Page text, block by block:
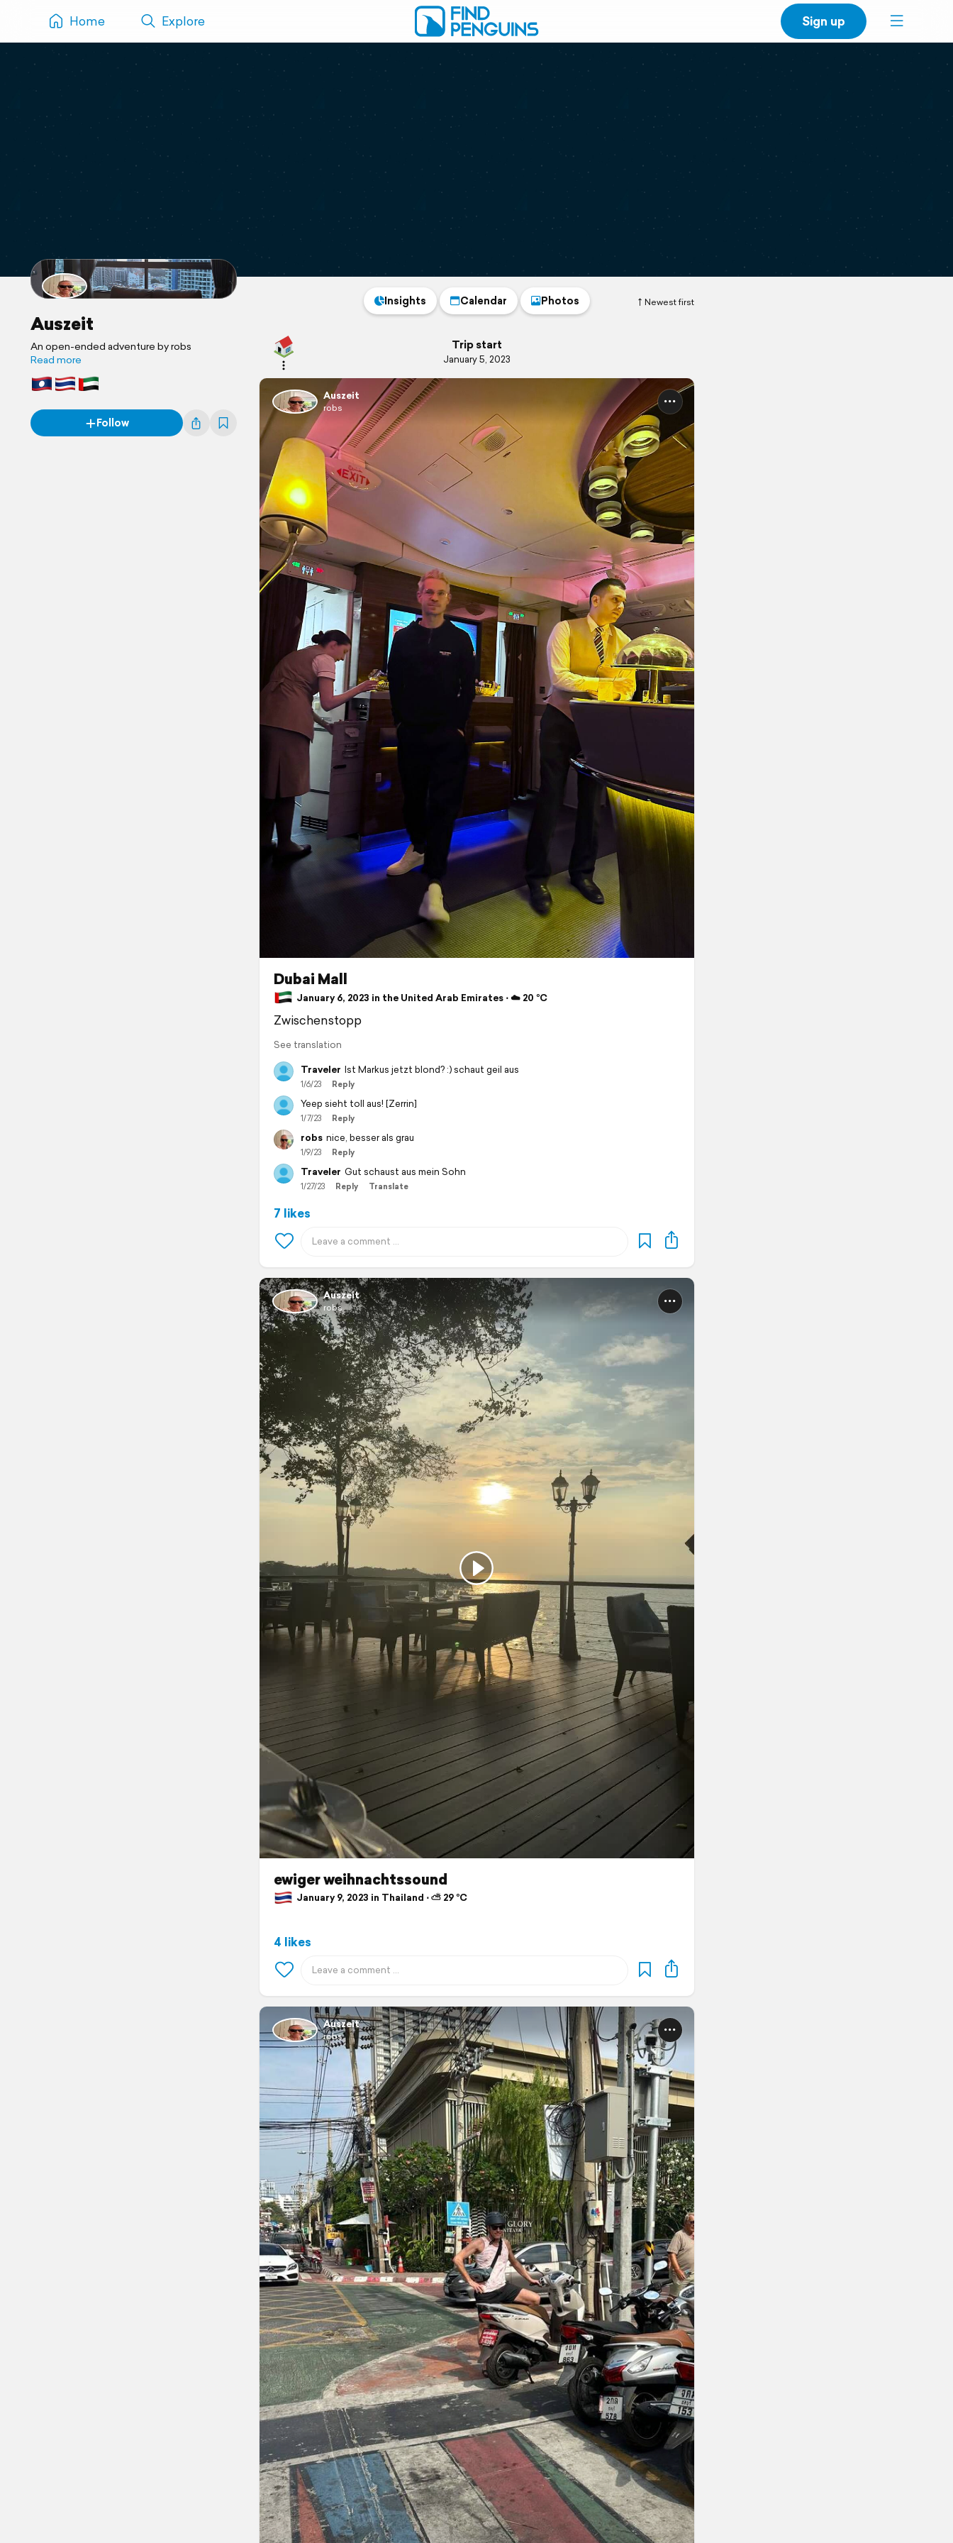
Home Explore Sign up
Auszeit
An open-ended adventure by robs
Read more
Follow
Newest first
Insights Calendar Photos
Trip start
January 5, 2023
Auszeit
robs
Dubai Mall
January 6, 2023 in the United Arab Emirates ⋅ ☁️ 20 °C
Zwischenstopp
See translation
Traveler Ist Markus jetzt blond? :) schaut geil aus
1/6/23 Reply
Yeep sieht toll aus! [Zerrin]
1/7/23 Reply
robs nice, besser als grau
1/9/23 Reply
Traveler Gut schaust aus mein Sohn
1/27/23 Reply Translate
7 likes
Auszeit
robs
ewiger weihnachtssound
January 9, 2023 in Thailand ⋅ ⛅ 29 °C
4 likes
Auszeit
robs